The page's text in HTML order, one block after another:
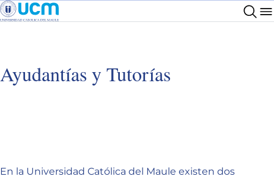
Ayudantías y Tutorías
En la Universidad Católica del Maule existen dos